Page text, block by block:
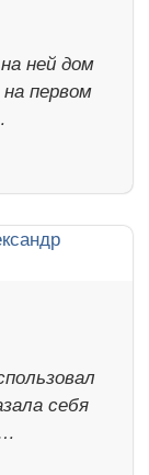
ней дом
первом
себя